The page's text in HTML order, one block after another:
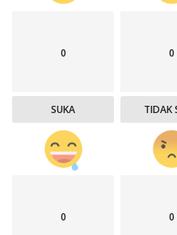
0
SUKA
0
TIDAK
0 0